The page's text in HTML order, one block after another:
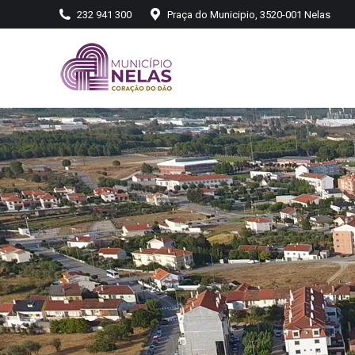
232 941 300 Praça do Municipio, 3520-001 Nelas